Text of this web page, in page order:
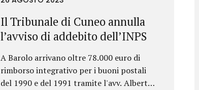
Il Tribunale di Cuneo annulla
l’avviso di addebito dell’INPS
A Barolo arrivano oltre 78.000 euro di
rimborso integrativo per i buoni postali
del 1990 e del 1991 tramite l'avv. Alberto